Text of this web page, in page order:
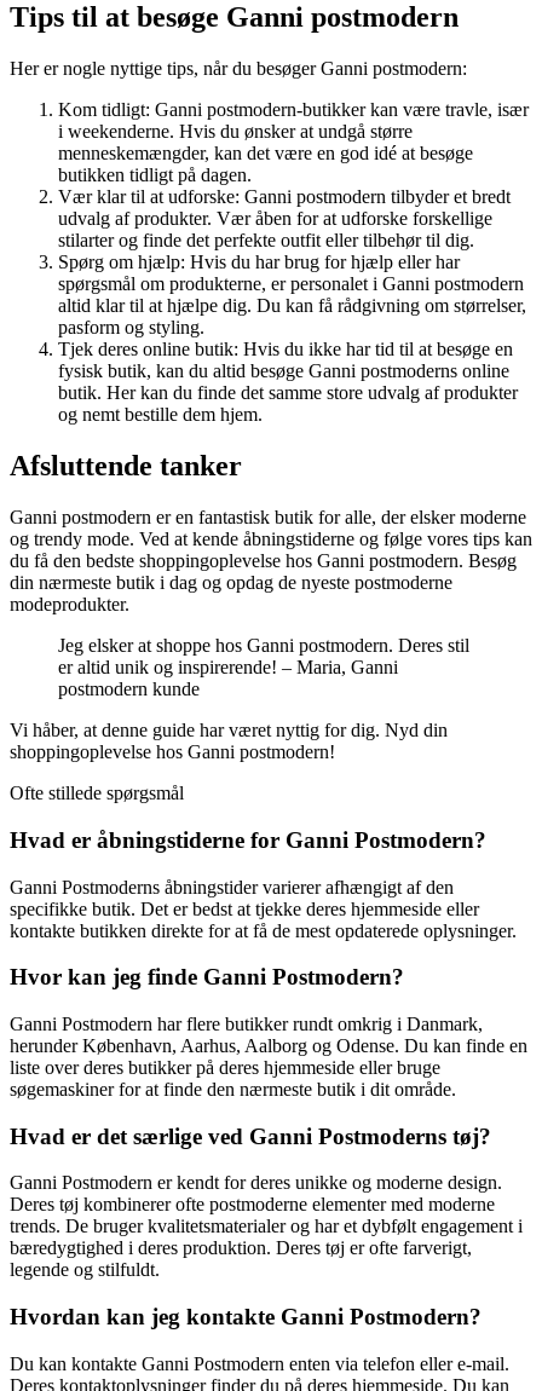
Tips til at besøge Ganni postmodern
Her er nogle nyttige tips, når du besøger Ganni postmodern:
Kom tidligt: Ganni postmodern-butikker kan være travle, især
i weekenderne. Hvis du ønsker at undgå større
menneskemængder, kan det være en god idé at besøge
butikken tidligt på dagen.
Vær klar til at udforske: Ganni postmodern tilbyder et bredt
udvalg af produkter. Vær åben for at udforske forskellige
stilarter og finde det perfekte outfit eller tilbehør til dig.
Spørg om hjælp: Hvis du har brug for hjælp eller har
spørgsmål om produkterne, er personalet i Ganni postmodern
altid klar til at hjælpe dig. Du kan få rådgivning om størrelser,
pasform og styling.
Tjek deres online butik: Hvis du ikke har tid til at besøge en
fysisk butik, kan du altid besøge Ganni postmoderns online
butik. Her kan du finde det samme store udvalg af produkter
og nemt bestille dem hjem.
Afsluttende tanker
Ganni postmodern er en fantastisk butik for alle, der elsker moderne
og trendy mode. Ved at kende åbningstiderne og følge vores tips kan
du få den bedste shoppingoplevelse hos Ganni postmodern. Besøg
din nærmeste butik i dag og opdag de nyeste postmoderne
modeprodukter.
Jeg elsker at shoppe hos Ganni postmodern. Deres stil
er altid unik og inspirerende! – Maria, Ganni
postmodern kunde
Vi håber, at denne guide har været nyttig for dig. Nyd din
shoppingoplevelse hos Ganni postmodern!
Ofte stillede spørgsmål
Hvad er åbningstiderne for Ganni Postmodern?
Ganni Postmoderns åbningstider varierer afhængigt af den
specifikke butik. Det er bedst at tjekke deres hjemmeside eller
kontakte butikken direkte for at få de mest opdaterede oplysninger.
Hvor kan jeg finde Ganni Postmodern?
Ganni Postmodern har flere butikker rundt omkrig i Danmark,
herunder København, Aarhus, Aalborg og Odense. Du kan finde en
liste over deres butikker på deres hjemmeside eller bruge
søgemaskiner for at finde den nærmeste butik i dit område.
Hvad er det særlige ved Ganni Postmoderns tøj?
Ganni Postmodern er kendt for deres unikke og moderne design.
Deres tøj kombinerer ofte postmoderne elementer med moderne
trends. De bruger kvalitetsmaterialer og har et dybfølt engagement i
bæredygtighed i deres produktion. Deres tøj er ofte farverigt,
legende og stilfuldt.
Hvordan kan jeg kontakte Ganni Postmodern?
Du kan kontakte Ganni Postmodern enten via telefon eller e-mail.
Deres kontaktoplysninger finder du på deres hjemmeside. Du kan